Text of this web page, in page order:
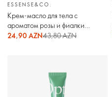
ESSENSE&CO.
Крем-масло для тела с
ароматом розы и фиалки
Эссенс энд Коу / Essense & Co.
24,90 AZN43,80 AZN